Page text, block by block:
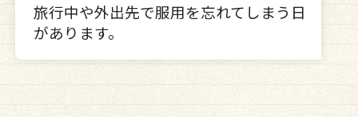
旅行中や外出先で服用を忘れてしまう日
があります。